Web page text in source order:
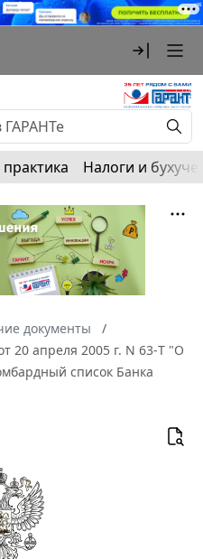
Налоги и
документы
20 апреля 2005 г. N 63-Т "О
список Банка